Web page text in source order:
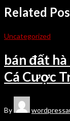
Related
Uncategorized
bán đất
Cá Cược
By